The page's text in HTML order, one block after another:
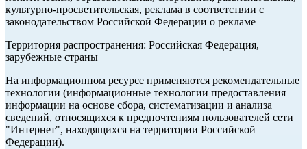
культурно-просветительская, реклама в соответствии с
законодательством Российской Федерации о рекламе
Территория распространения: Российская Федерация,
зарубежные страны
На информационном ресурсе применяются рекомендательные
технологии (информационные технологии предоставления
информации на основе сбора, систематизации и анализа
сведений, относящихся к предпочтениям пользователей сети
"Интернет", находящихся на территории Российской
Федерации).